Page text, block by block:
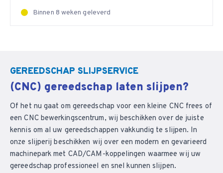
Binnen 8 weken geleverd
GEREEDSCHAP SLIJPSERVICE
(CNC) gereedschap laten slijpen?
Of het nu gaat om gereedschap voor een kleine CNC frees of
een CNC bewerkingscentrum, wij beschikken over de juiste
kennis om al uw gereedschappen vakkundig te slijpen. In
onze slijperij beschikken wij over een modern en gevarieerd
machinepark met CAD/CAM-koppelingen waarmee wij uw
gereedschap professioneel en snel kunnen slijpen.